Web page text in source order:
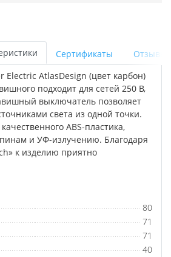
Сертификаты
Отзывы
Electric AtlasDesign (цвет карбон)
подходит для сетей 250 В,
выключатель позволяет
света из одной точки.
ABS-пластика,
и УФ-излучению. Благодаря
к изделию приятно
80
71
71
40